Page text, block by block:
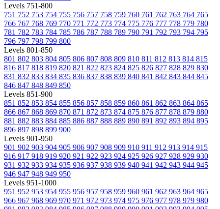
Levels 751-800
751 752 753 754 755 756 757 758 759 760 761 762 763 764 765
766 767 768 769 770 771 772 773 774 775 776 777 778 779 780
781 782 783 784 785 786 787 788 789 790 791 792 793 794 795
796 797 798 799 800
Levels 801-850
801 802 803 804 805 806 807 808 809 810 811 812 813 814 815
816 817 818 819 820 821 822 823 824 825 826 827 828 829 830
831 832 833 834 835 836 837 838 839 840 841 842 843 844 845
846 847 848 849 850
Levels 851-900
851 852 853 854 855 856 857 858 859 860 861 862 863 864 865
866 867 868 869 870 871 872 873 874 875 876 877 878 879 880
881 882 883 884 885 886 887 888 889 890 891 892 893 894 895
896 897 898 899 900
Levels 901-950
901 902 903 904 905 906 907 908 909 910 911 912 913 914 915
916 917 918 919 920 921 922 923 924 925 926 927 928 929 930
931 932 933 934 935 936 937 938 939 940 941 942 943 944 945
946 947 948 949 950
Levels 951-1000
951 952 953 954 955 956 957 958 959 960 961 962 963 964 965
966 967 968 969 970 971 972 973 974 975 976 977 978 979 980